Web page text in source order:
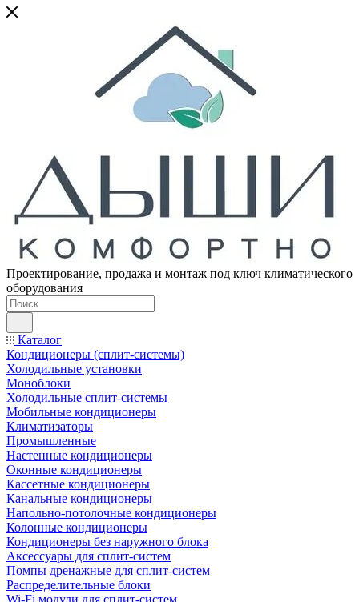
Проектирование, продажа и монтаж под ключ климатического
оборудования
Каталог
Кондиционеры (сплит-системы)
Холодильные установки
Моноблоки
Холодильные сплит-системы
Мобильные кондиционеры
Климатизаторы
Промышленные
Настенные кондиционеры
Оконные кондиционеры
Кассетные кондиционеры
Канальные кондиционеры
Напольно-потолочные кондиционеры
Колонные кондиционеры
Кондиционеры без наружного блока
Аксессуары для сплит-систем
Помпы дренажные для сплит-систем
Распределительные блоки
Wi-Fi модули для сплит-систем